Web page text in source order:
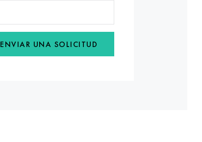
ENVIAR UNA SOLICITUD